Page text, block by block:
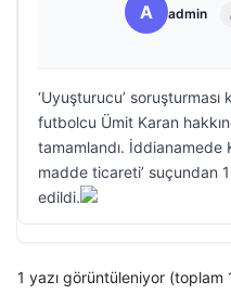
A admin
‘Uyuşturucu’
futbolcu Ümit Karan
tamamlandı. İddianamede
madde ticareti’ suçundan
edildi.
1 yazı görüntüleniyor (toplam